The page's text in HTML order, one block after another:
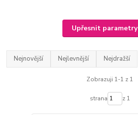
Upřesnit parametry
Nejnovější Nejlevnější Nejdražší
Zobrazuji 1-1 z 1
strana z 1